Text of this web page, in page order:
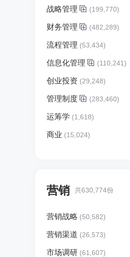
战略管理 (199,770)
财务管理 (482,289)
流程管理 (53,434)
信息化管理 (110,241)
创业投资 (29,248)
管理制度 (283,460)
运筹学 (1,618)
商业 (15,024)
营销 共630,774份
营销战略 (50,582)
营销渠道 (26,573)
市场调研 (61,607)